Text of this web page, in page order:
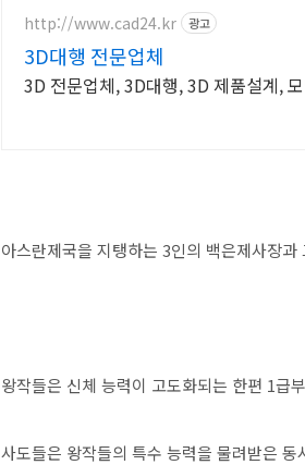
http://www.cad24.kr 광고
3D대행 전문업체
3D 전문업체, 3D대행, 3D 제품설계,
아스란제국을 지탱하는 3인의 백은제사장
왕작들은 신체 능력이 고도화되는 한편 1급
사도들은 왕작들의 특수 능력을 물려받은